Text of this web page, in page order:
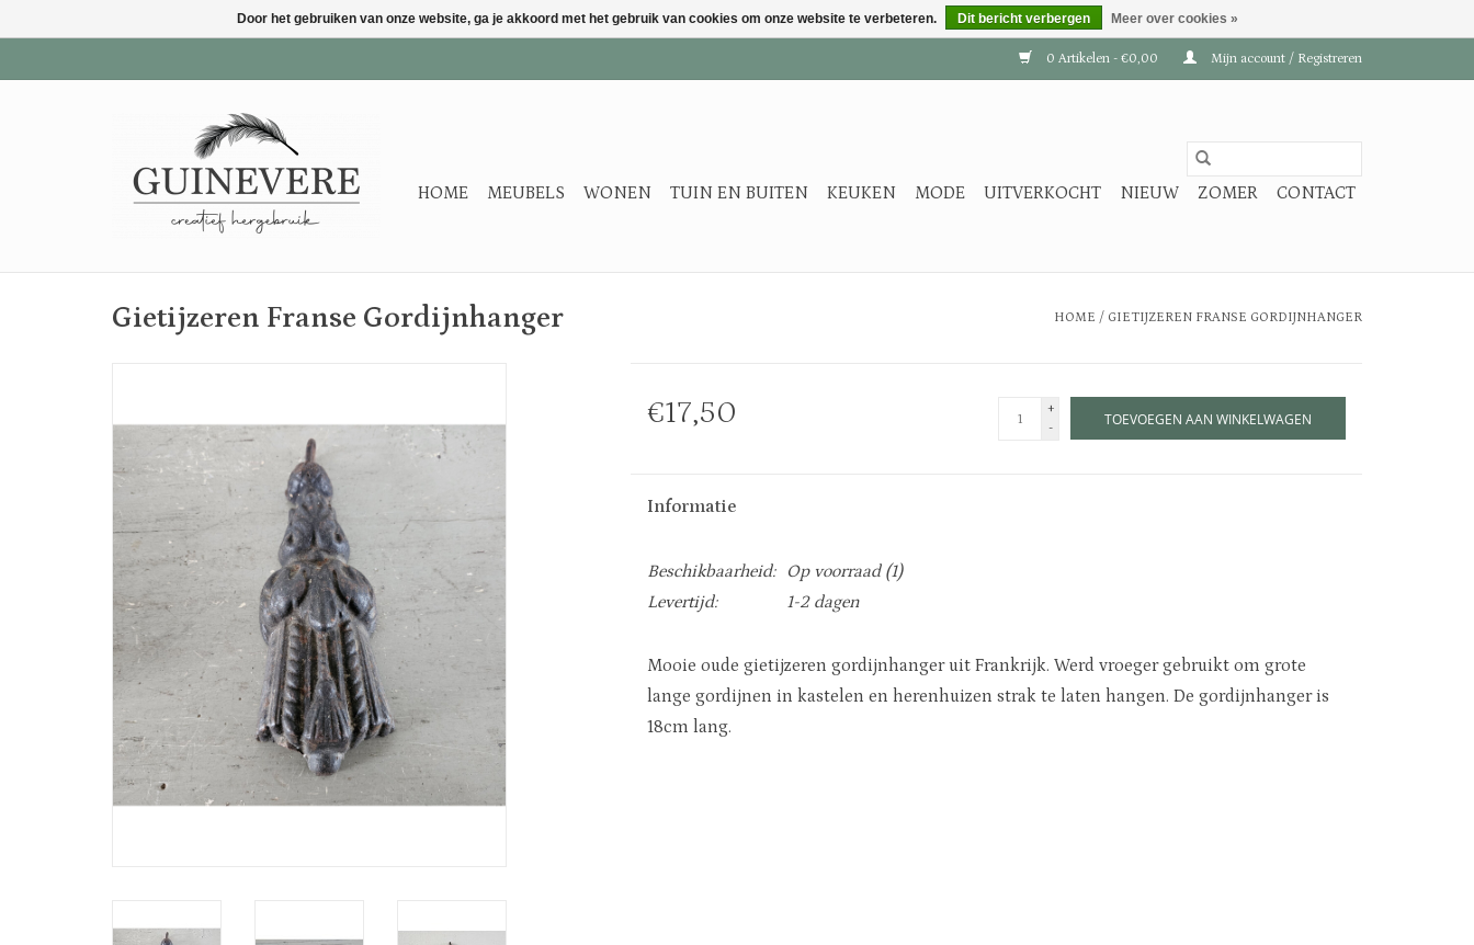
0 Artikelen - €0,00 Mijn account / Registreren
HOME MEUBELS WONEN TUIN EN BUITEN KEUKEN MODE UITVERKOCHT NIEUW ZOMER CONTACT
Gietijzeren Franse Gordijnhanger HOME / GIETIJZEREN FRANSE GORDIJNHANGER
€17,50
+
-
TOEVOEGEN AAN WINKELWAGEN
Informatie
Beschikbaarheid: Op voorraad(1)
Levertijd:
1-2 dagen
Mooie oude gietijzeren gordijnhanger uit Frankrijk. Werd vroeger gebruikt om grote
lange gordijnen in kastelen en herenhuizen strak te laten hangen. De gordijnhanger is
18cm lang.
Door het gebruiken van onze website, ga je akkoord met het gebruik van cookies om onze website te verbeteren. Dit bericht verbergen Meer over cookies »